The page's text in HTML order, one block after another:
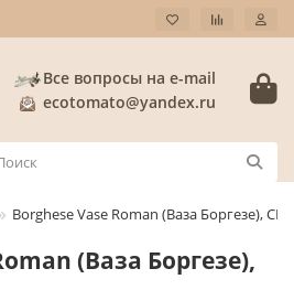
Все вопросы на e-mail
ecotomato@yandex.ru
Borghese Vase Roman (Ваза Боргезе),
(Ваза Боргезе),